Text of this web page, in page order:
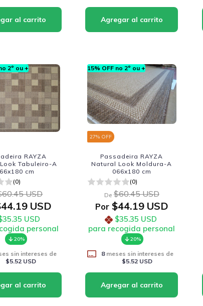
2º ou +
RAYZA
Tabuleiro-A
cm
(0)
USD
USD
USD
personal
20%
sin intereses de
$5.52 USD
15% OFF no 2º ou +
27% OFF
Passadeira RAYZA
Natural Look Moldura-A
066x180 cm
(0)
De $60.45 USD
Por$44.19 USD
$35.35 USD
para recogida personal
20%
8meses sin intereses de
$5.52 USD